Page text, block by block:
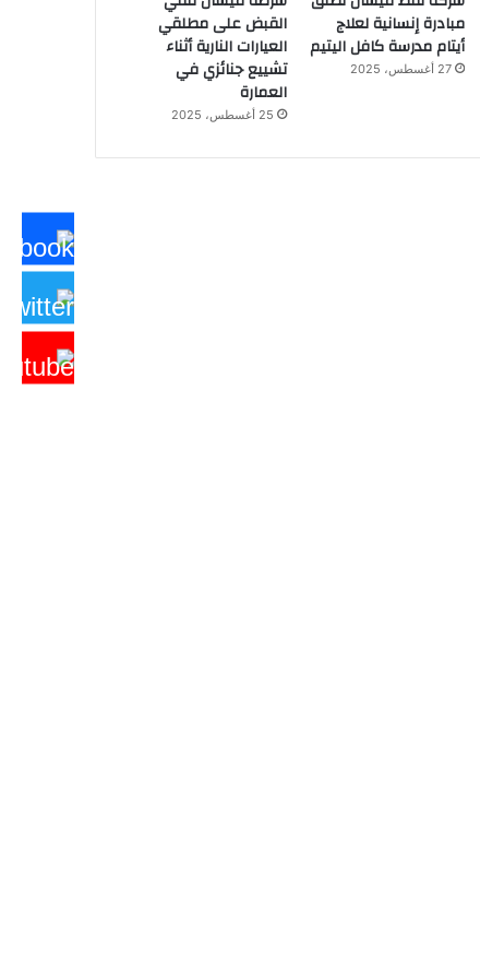
مبادرة إنسانية لعلاج
أيتام مدرسة كافل اليتيم
27 أغسطس، 2025
القبض على مطلقي
العيارات النارية أثناء
تشييع جنائزي في
العمارة
25 أغسطس، 2025